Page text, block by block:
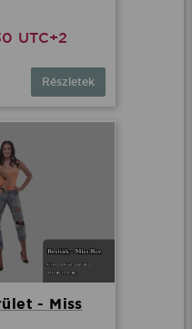
UTC+2
Részletek
- Miss